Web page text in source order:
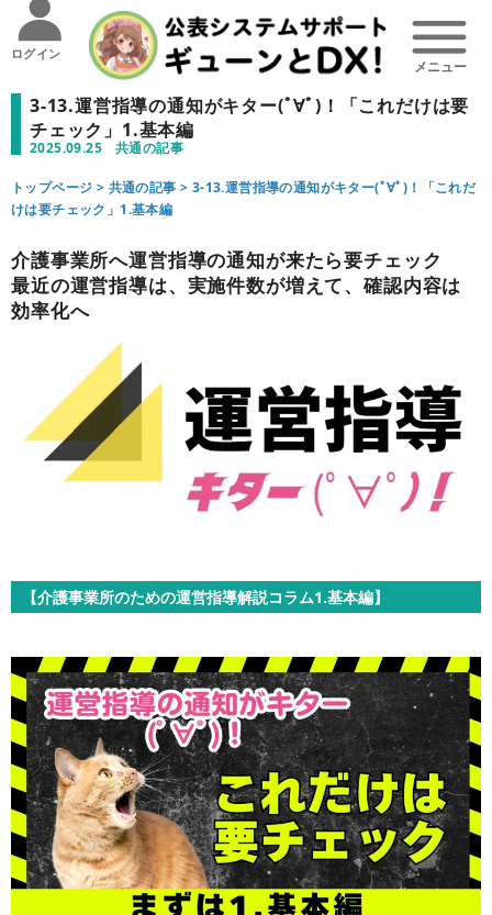
ログイン
3-13.運営指導の通知がキター(ﾟ∀ﾟ)！「これだけは要
チェック」1.基本編
2025.09.25 共通の記事
トップページ > 共通の記事 > 3-13.運営指導の通知がキター(ﾟ∀ﾟ)！「これだ
けは要チェック」1.基本編
介護事業所へ運営指導の通知が来たら要チェック
最近の運営指導は、実施件数が増えて、確認内容は
効率化へ
【介護事業所のための運営指導解説コラム1.基本編】